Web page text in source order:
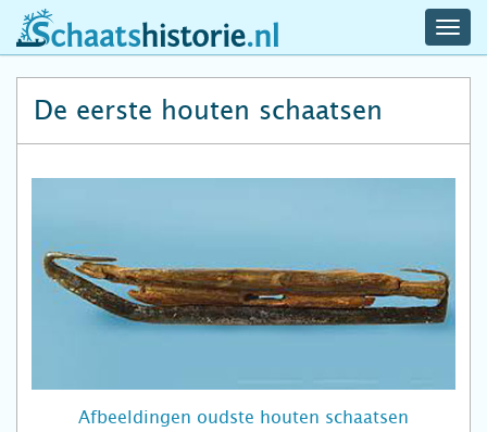
schaatshistorie.nl
De eerste houten schaatsen
Afbeeldingen oudste houten schaatsen